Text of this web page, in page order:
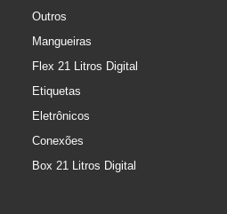
Outros
Mangueiras
Flex 21 Litros Digital
Etiquetas
Eletrônicos
Conexões
Box 21 Litros Digital